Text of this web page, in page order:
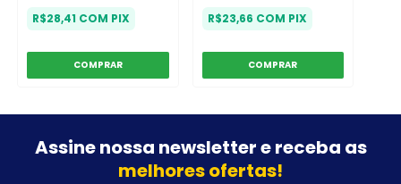
R$28,41 COM PIX R$23,66 COM PIX
Assine nossa newsletter ereceba as
melhores ofertas!